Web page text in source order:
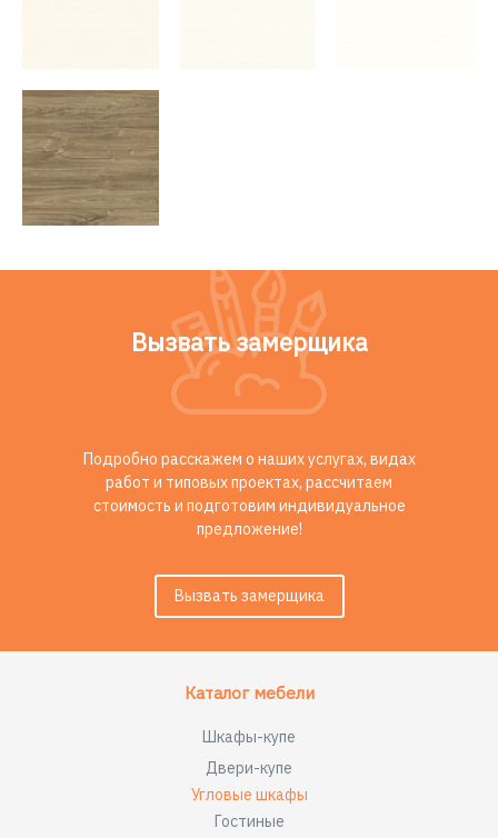
Вызвать замерщика
Подробно расскажем о наших услугах, видах
работ и типовых проектах, рассчитаем
стоимость и подготовим индивидуальное
предложение!
Вызвать замерщика
Каталог мебели
Шкафы-купе
Двери-купе
Угловые шкафы
Гостиные